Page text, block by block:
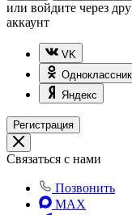
или войдите через
аккаунт
VK
Яндекс
Регистрация
Связаться с нами
Позвонить
MAX